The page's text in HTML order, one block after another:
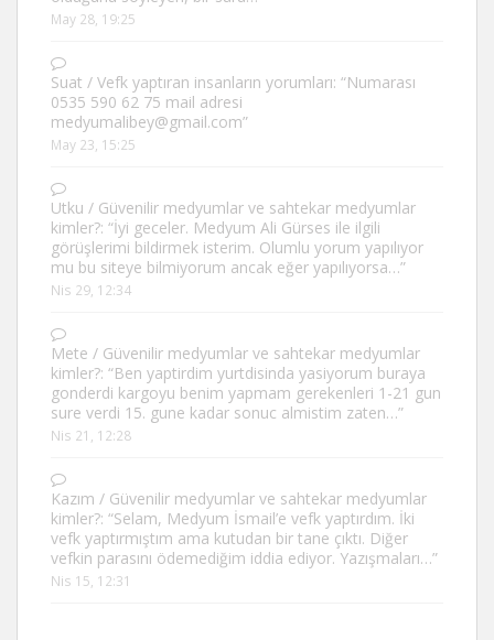
May 28, 19:25
Suat / Vefk yaptıran insanların yorumları: “Numarası
0535 590 62 75 mail adresi
medyumalibey@gmail.com”
May 23, 15:25
Utku / Güvenilir medyumlar ve sahtekar medyumlar
kimler?: “İyi geceler. Medyum Ali Gürses ile ilgili
görüşlerimi bildirmek isterim. Olumlu yorum yapılıyor
mu bu siteye bilmiyorum ancak eğer yapılıyorsa…”
Nis 29, 12:34
Mete / Güvenilir medyumlar ve sahtekar medyumlar
kimler?: “Ben yaptirdim yurtdisinda yasiyorum buraya
gonderdi kargoyu benim yapmam gerekenleri 1-21 gun
sure verdi 15. gune kadar sonuc almistim zaten…”
Nis 21, 12:28
Kazım / Güvenilir medyumlar ve sahtekar medyumlar
kimler?: “Selam, Medyum İsmail’e vefk yaptırdım. İki
vefk yaptırmıştım ama kutudan bir tane çıktı. Diğer
vefkin parasını ödemediğim iddia ediyor. Yazışmaları…”
Nis 15, 12:31